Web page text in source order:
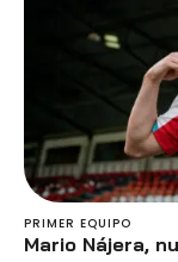
PRIMER EQUIPO
Mario Nájera,